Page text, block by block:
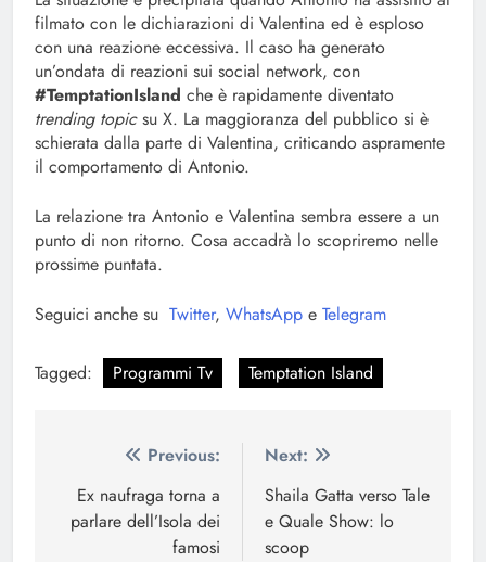
filmato con le dichiarazioni di Valentina ed è esploso
con una reazione eccessiva. Il caso ha generato
un’ondata di reazioni sui social network, con
#TemptationIsland che è rapidamente diventato
trending topicsu X. La maggioranza del pubblico si è
schierata dalla parte di Valentina, criticando aspramente
il comportamento di Antonio.
La relazione tra Antonio e Valentina sembra essere a un
punto di non ritorno. Cosa accadrà lo scopriremo nelle
prossime puntata.
Seguici anche su Twitter, WhatsApp e Telegram
Tagged: Programmi Tv Temptation Island
Navigazione
articoli
Previous:
Ex naufraga torna a
parlare dell’Isola dei
famosi
Next:
Shaila Gatta verso Tale
e Quale Show: lo
scoop